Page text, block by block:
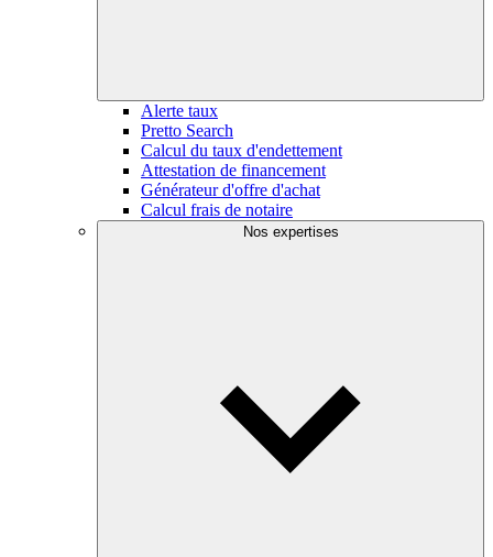
Alerte taux
Pretto Search
Calcul du taux d'endettement
Attestation de financement
Générateur d'offre d'achat
Calcul frais de notaire
Nos expertises